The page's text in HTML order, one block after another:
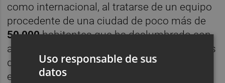
como internacional, al tratarse de un equipo
procedente de una ciudad de poco más de
50.000habitantes que ha deslumbrado con
actuaciones sobresalientes ante los grandes
del fútbol español y europeo, pero que, sin
embargo, se diluye cuando debe afrontar la
Uso responsable de sus
datos